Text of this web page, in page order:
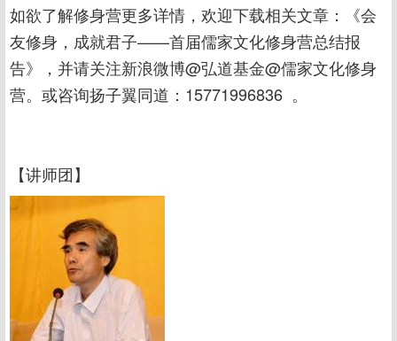
如欲了解修身营更多详情，欢迎下载相关文章：《会
友修身，成就君子——首届儒家文化修身营总结报
告》，并请关注新浪微博@弘道基金@儒家文化修身
营。或咨询扬子翼同道：15771996836 。
【讲师团】